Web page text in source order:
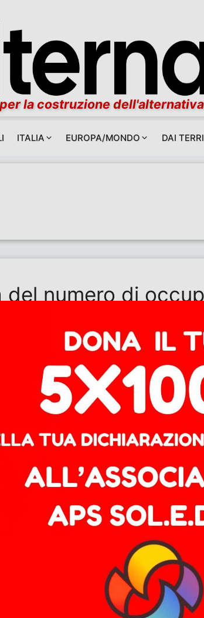
la costruzione
ITALIA EUROPA/MONDO DAI
numero di
nel secondo
6,3%, mentre gli occupati rispetto
di …
Leggi tutto